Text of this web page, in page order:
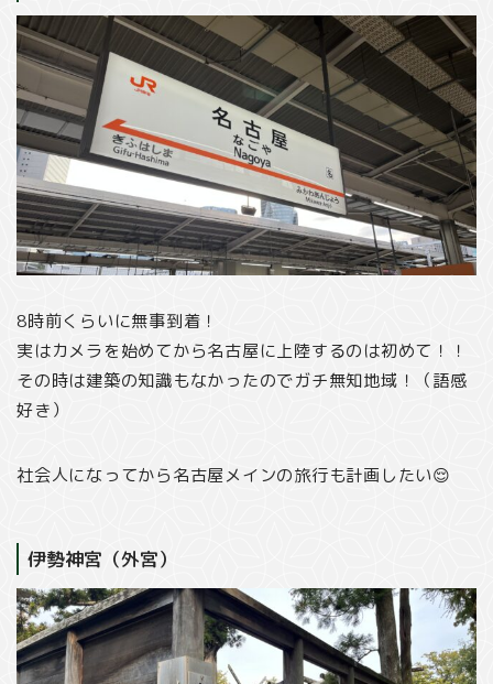
8時前くらいに無事到着！
実はカメラを始めてから名古屋に上陸するのは初めて！！
その時は建築の知識もなかったのでガチ無知地域！（語感
好き）
社会人になってから名古屋メインの旅行も計画したい😌
伊勢神宮（外宮）